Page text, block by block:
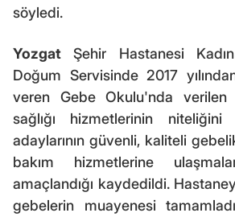
söyledi.
Yozgat Şehir Hastanesi
Doğum Servisinde 2017
veren Gebe Okulu'nda verilen
sağlığı hizmetlerinin niteliğini
adaylarının güvenli, kaliteli
bakım hizmetlerine
amaçlandığı kaydedildi.
gebelerin muayenesi